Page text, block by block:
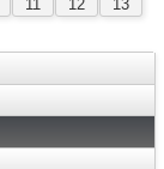
11 12
13